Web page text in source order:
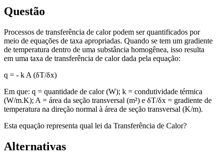
Questão
Processos de transferência de calor podem ser quantificados por
meio de equações de taxa apropriadas. Quando se tem um gradiente
de temperatura dentro de uma substância homogênea, isso resulta
em uma taxa de transferência de calor dada pela equação:
q = - k A (δT/δx)
Em que: q = quantidade de calor (W); k = condutividade térmica
(W/m.K); A = área da seção transversal (m²) e δT/δx = gradiente de
temperatura na direção normal à área de seção transversal (K/m).
Esta equação representa qual lei da Transferência de Calor?
Alternativas